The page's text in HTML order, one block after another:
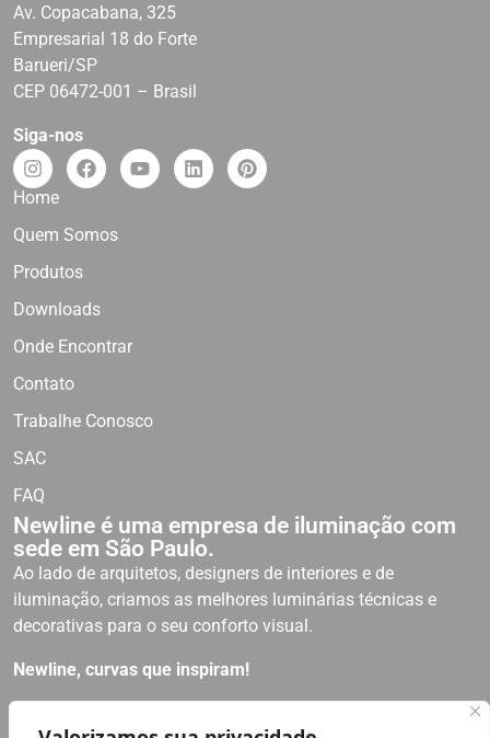
Av. Copacabana, 325
Empresarial 18 do Forte
Barueri/SP
CEP 06472-001 – Brasil
Siga-nos
Home
Quem Somos
Produtos
Downloads
Onde Encontrar
Contato
Trabalhe Conosco
SAC
FAQ
Newline é uma empresa de iluminação com
sede em São Paulo.
Ao lado de arquitetos, designers de interiores e de
iluminação, criamos as melhores luminárias técnicas e
decorativas para o seu conforto visual.
Newline, curvas que inspiram!